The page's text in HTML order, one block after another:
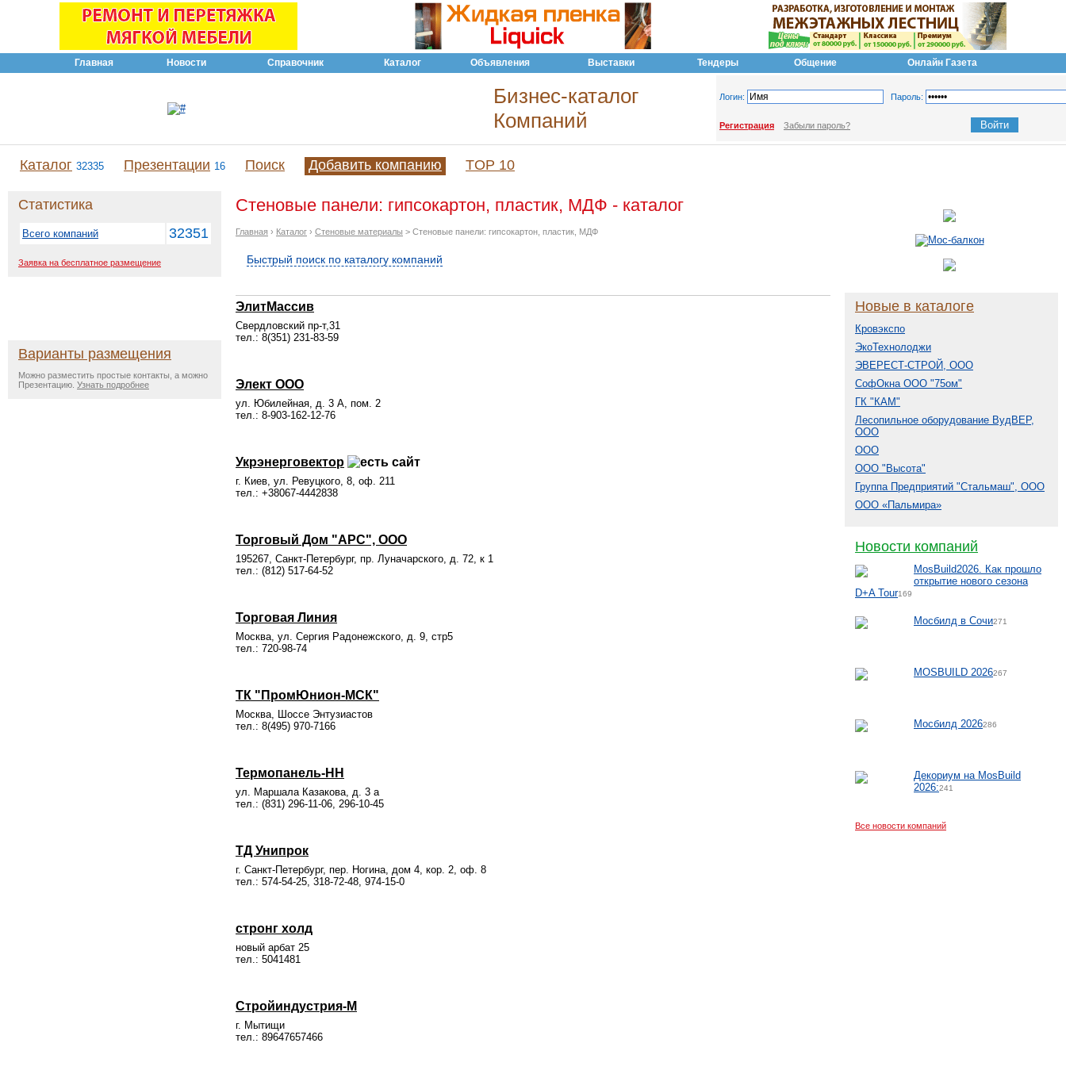
Главная Новости Справочник Каталог Объявления Выставки Тендеры Общение Онлайн Газета
Бизнес-каталог
Компаний
Логин: Пароль:
Регистрация Забыли пароль?
Каталог 32335 Презентации 16 Поиск Добавить компанию TOP 10
Статистика
Всего компаний 32351
Заявка на бесплатное размещение
Варианты размещения
Можно разместить простые контакты, а можно
Презентацию. Узнать подробнее
Стеновые панели: гипсокартон, пластик, МДФ - каталог
Главная › Каталог › Стеновые материалы > Стеновые панели: гипсокартон, пластик, МДФ
Быстрый поиск по каталогу компаний
ЭлитМассив
Свердловский пр-т,31
тел.: 8(351) 231-83-59
Элект ООО
ул. Юбилейная, д. 3 А, пом. 2
тел.: 8-903-162-12-76
Укрэнерговектор
г. Киев, ул. Ревуцкого, 8, оф. 211
тел.: +38067-4442838
Торговый Дом "АРС", ООО
195267, Санкт-Петербург, пр. Луначарского, д. 72, к 1
тел.: (812) 517-64-52
Торговая Линия
Москва, ул. Сергия Радонежского, д. 9, стр5
тел.: 720-98-74
ТК "ПромЮнион-МСК"
Москва, Шоссе Энтузиастов
тел.: 8(495) 970-7166
Термопанель-НН
ул. Маршала Казакова, д. 3 а
тел.: (831) 296-11-06, 296-10-45
ТД Унипрок
г. Санкт-Петербург, пер. Ногина, дом 4, кор. 2, оф. 8
тел.: 574-54-25, 318-72-48, 974-15-0
стронг холд
новый арбат 25
тел.: 5041481
Стройиндустрия-М
г. Мытищи
тел.: 89647657466
Новые в каталоге
Кровэкспо
ЭкоТехнолоджи
ЭВЕРЕСТ-СТРОЙ, ООО
СофОкна ООО "75ом"
ГК "КАМ"
Лесопильное оборудование ВудВЕР,
ООО
ООО
ООО "Высота"
Группа Предприятий "Стальмаш", ООО
ООО «Пальмира»
Новости компаний
MosBuild2026. Как прошло
открытие нового сезона
D+A Tour169
Мосбилд в Сочи271
MOSBUILD 2026267
Мосбилд 2026286
Декориум на MosBuild
2026:241
Все новости компаний